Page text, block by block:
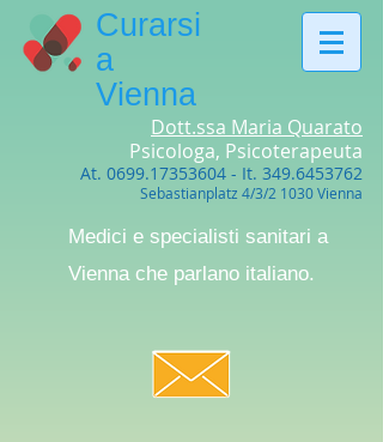
Dott.ssa Maria Quarato
Psicologa, Psicoterapeuta
At. 0699.17353604 - It. 349.6453762
Sebastianplatz 4/3/2 1030 Vienna
Curarsi
a
Vienna
Medici e specialisti sanitari a
Vienna che parlano italiano.